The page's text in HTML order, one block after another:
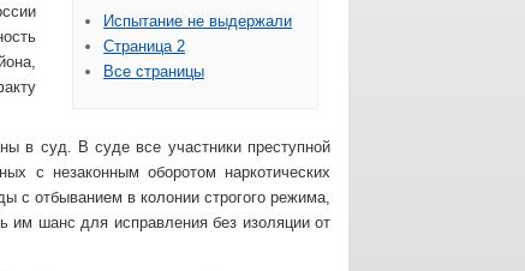
Испытание не выдержали
Страница 2
Все страницы
в суд. В суде все участники преступной
с незаконным оборотом наркотических
с отбыванием в колонии строгого режима,
им шанс для исправления без изоляции от